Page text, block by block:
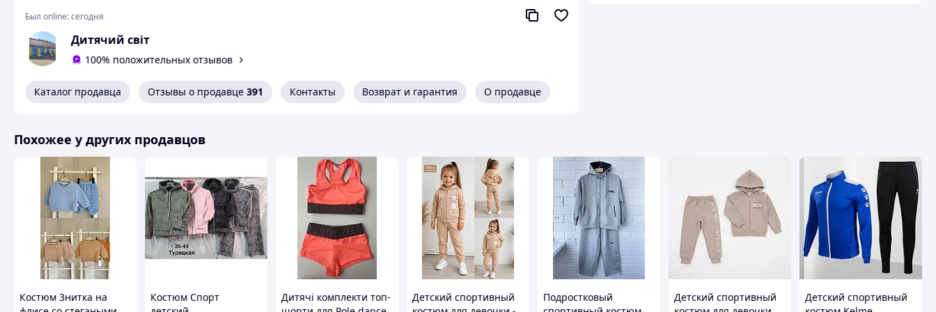
Размеры - 40-42-44-46 (134 - 158см)
Перед тем как сделать заказ, желательно уточнять наличие размера и расцветки
ДОСТАВКА - Новая почта, Укр почта.
НАЛОЖЕННЫЙ ПЛАТЕЖ
с предоплатой 200 грн.
Возможна также примерка
Харьков
Был online:сегодня
Дитячий світ
100% положительных отзывов
Каталог продавца Отзывы о продавце 391 Контакты Возврат и гарантия О продавце
Похожее у других продавцов
Костюм 3нитка на
Костюм Спорт
Дитячі комплекти топ-
Детский спортивный
Подростковый
Детский спортивный
Детский спортивный